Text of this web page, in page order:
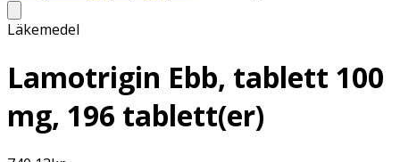
Läkemedel
Lamotrigin Ebb, tablett 100
mg, 196 tablett(er)